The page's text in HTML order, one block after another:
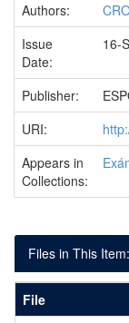
Authors:
Issue
Date:
16-
Publisher:
URI:
Appears in
Collections:
Files in This Item:
File